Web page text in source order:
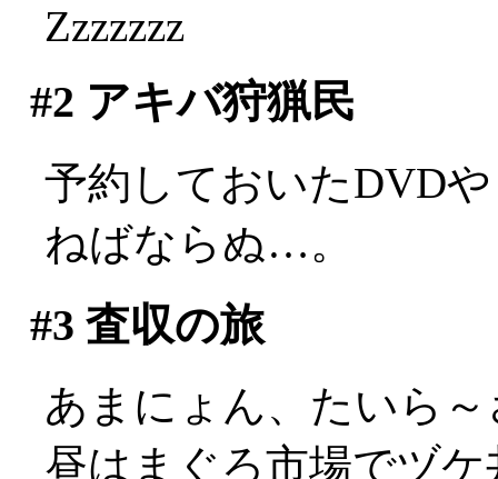
Zzzzzzz
#2 アキバ狩猟民
予約しておいたDVD
ねばならぬ…。
#3 査収の旅
あまにょん、たいら
昼はまぐろ市場でヅ